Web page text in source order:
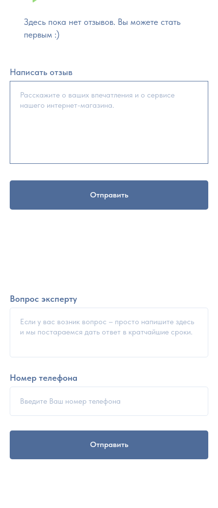
Здесь пока нет отзывов. Вы можете стать
первым :)
Написать отзыв
Отправить
Вопрос эксперту
Номер телефона
Отправить